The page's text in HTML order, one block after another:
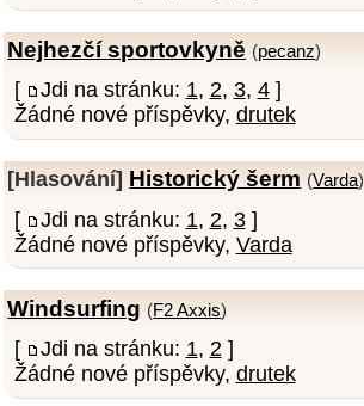
Nejhezčí sportovkyně (pecanz)
[ Jdi na stránku: 1, 2, 3, 4]
Žádné nové příspěvky, drutek
[Hlasování] Historický šerm (Varda)
[ Jdi na stránku: 1, 2, 3]
Žádné nové příspěvky, Varda
Windsurfing (F2 Axxis)
[ Jdi na stránku: 1, 2 ]
Žádné nové příspěvky, drutek